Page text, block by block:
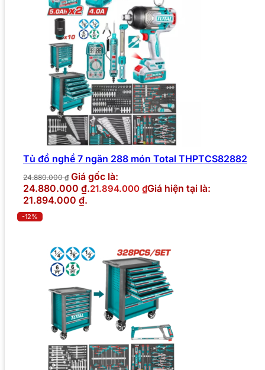
Tủ đồ nghề 7 ngăn 288 món Total THPTCS82882
24.880.000₫ Giá gốc là:
24.880.000 ₫.21.894.000 ₫Giá hiện tại là:
21.894.000 ₫.
-12%